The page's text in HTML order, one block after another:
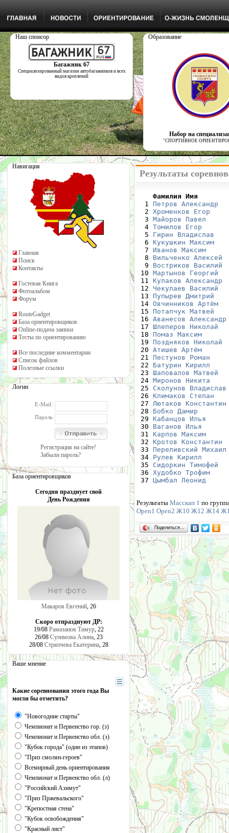
Наш спонсор
Багажник 67
Специализированный магазин автобагажников и всех
видов креплений
Образование
Набор на
"СПОРТИВНОЕ
Навигация
Главная
Поиск
Контакты
Гостевая Книга
Фотоальбом
Форум
RouteGadget
База ориентировщиков
Online-подача заявки
Тесты по ориентированию
Все последние комментарии
Список файлов
Полезные ссылки
Логин
E-Mail:
Пароль
Регистрация на сайте!
Забыли пароль?
База ориентировщиков
Сегодня празднует свой
День Рождения
Макаров Евгений, 26
Скоро отпразднуют ДР:
19/08 Рамазанов Тимур, 22
26/08 Сулимова Алина, 23
28/08 Стряпчева Екатерина, 28
Ваше мнение
Какие соревнования этого года Вы
могли бы отметить?
"Новогодние старты"
Чемпионат и Первенство гор. (з)
Чемпионат и Первенство обл. (з)
"Кубок города" (один из этапов)
"Приз смолян-героев"
Всемирный день ориентирования
Чемпионат и Первенство обл. (л)
"Российский Азимут"
"Приз Пржевальского"
"Крепостная стена"
"Кубок освобождения"
"Красный лист"
Результаты
Фамилия Имя
1 Петров Александр
  2
Хроменков Егор
  3
Майоров Павел
  4
Томилов Егор
  5
Гирин Владислав
  6
Кукушкин Максим
  7
Иванов Максим
  8
Вильченко Алексей
  9
Востриков Василий
10 Мартынов Георгий
11 Кулаков Александр
12 Чекулаев Василий
13 Пупырев Дмитрий
14 Овчинников Артём
15 Потапчук Матвей
16 Аванесов Александр
17 Шлеперов Николай
18 Помаз Максим
19 Поздняков Николай
20 Атишев Артём
21 Пестунов Роман
22 Батурин Кирилл
23 Шаповалов Матвей
24 Миронов Никита
25 Сколунов Владислав
26 Климаков Степан
27 Лютаков Константин
28 Бобко Дамир
29 Кабанцов Илья
30 Ваганов Илья
31 Карпов Максим
32 Кротов Константин
33 Переливский Михаил
34 Рулев Кирилл
35 Сидоркин Тимофей
36 Худобко Трофим
37 Цымбал Леонид
Результаты Масскап 1 по
Open1 Open2 Ж10 Ж12 Ж14
Поделиться…